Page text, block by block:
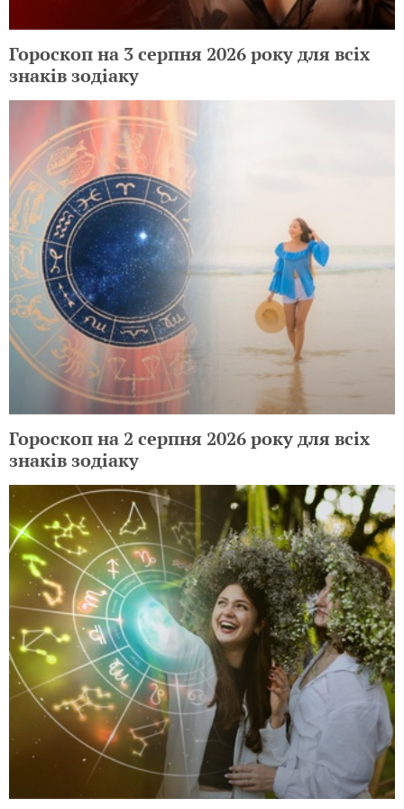
Гороскоп на 3 серпня 2026 року для всіх
знаків зодіаку
Гороскоп на 2 серпня 2026 року для всіх
знаків зодіаку